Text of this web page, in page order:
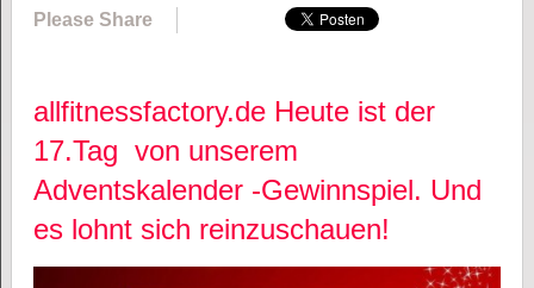
Please Share
allfitnessfactory.de Heute ist der
17.Tag von unserem
Adventskalender -Gewinnspiel. Und
es lohnt sich reinzuschauen!